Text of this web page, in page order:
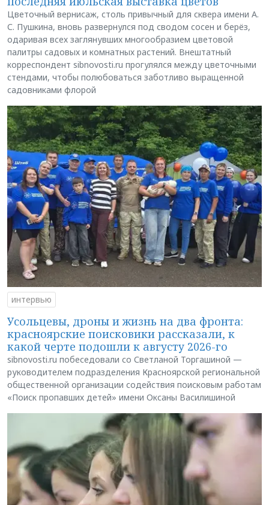
Цветочный вернисаж, столь привычный для сквера имени А.
С. Пушкина, вновь развернулся под сводом сосен и берёз,
одаривая всех заглянувших многообразием цветовой
палитры садовых и комнатных растений. Внештатный
корреспондент sibnovosti.ru прогулялся между цветочными
стендами, чтобы полюбоваться заботливо выращенной
садовниками флорой
интервью
Усольцевы, дроны и жизнь на два фронта:
красноярские поисковики рассказали, к
какой черте подошли к августу 2026-го
sibnovosti.ru побеседовали со Светланой Торгашиной —
руководителем подразделения Красноярской региональной
общественной организации содействия поисковым работам
«Поиск пропавших детей» имени Оксаны Василишиной